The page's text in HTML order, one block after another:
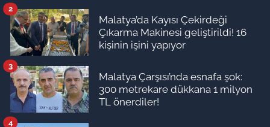
Malatya’da Kayısı Çekirdeği
Çıkarma Makinesi geliştirildi! 16
kişinin işini yapıyor
2
Malatya Çarşısı’nda esnafa şok:
300 metrekare dükkana 1 milyon
TL önerdiler!
3
4